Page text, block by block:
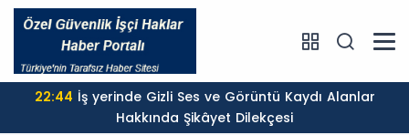
22:44
Hakkında Şikâyet Dilekçesi